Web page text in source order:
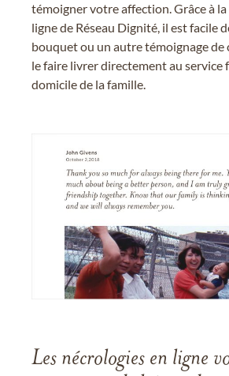
témoigner votre affection. Grâce à
ligne de Réseau Dignité, il est facile
bouquet ou un autre témoignage de
le faire livrer directement au service
domicile de la famille.
Les nécrologies en ligne